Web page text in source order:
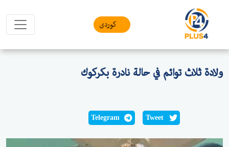
کوردی
ولادة ثلاث توائم في حالة نادرة بكركوك
Tweet
Telegram